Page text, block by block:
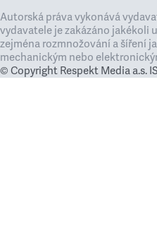
Autorská práva vykonává
vydavatele je zakázáno jakékoli
zejména rozmnožování a šíření
mechanickým nebo
© Copyright Respekt Media a.s.